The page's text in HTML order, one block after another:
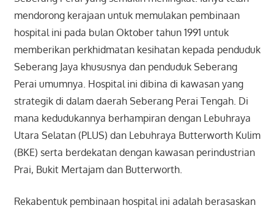
mendorong kerajaan untuk memulakan pembinaan
hospital ini pada bulan Oktober tahun 1991 untuk
memberikan perkhidmatan kesihatan kepada penduduk
Seberang Jaya khususnya dan penduduk Seberang
Perai umumnya. Hospital ini dibina di kawasan yang
strategik di dalam daerah Seberang Perai Tengah. Di
mana kedudukannya berhampiran dengan Lebuhraya
Utara Selatan (PLUS) dan Lebuhraya Butterworth Kulim
(BKE) serta berdekatan dengan kawasan perindustrian
Prai, Bukit Mertajam dan Butterworth.
Rekabentuk pembinaan hospital ini adalah berasaskan